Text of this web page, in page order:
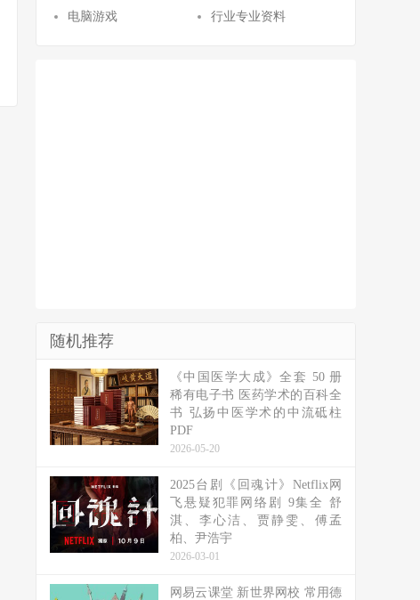
电脑游戏
行业专业资料
随机推荐
《中国医学大成》全套 50 册
稀有电子书 医药学术的百科全
书 弘扬中医学术的中流砥柱
PDF
2026-05-20
2025台剧《回魂计》Netflix网
飞悬疑犯罪网络剧 9集全 舒
淇、李心洁、贾静雯、傅孟
柏、尹浩宇
2026-03-01
网易云课堂 新世界网校 常用德